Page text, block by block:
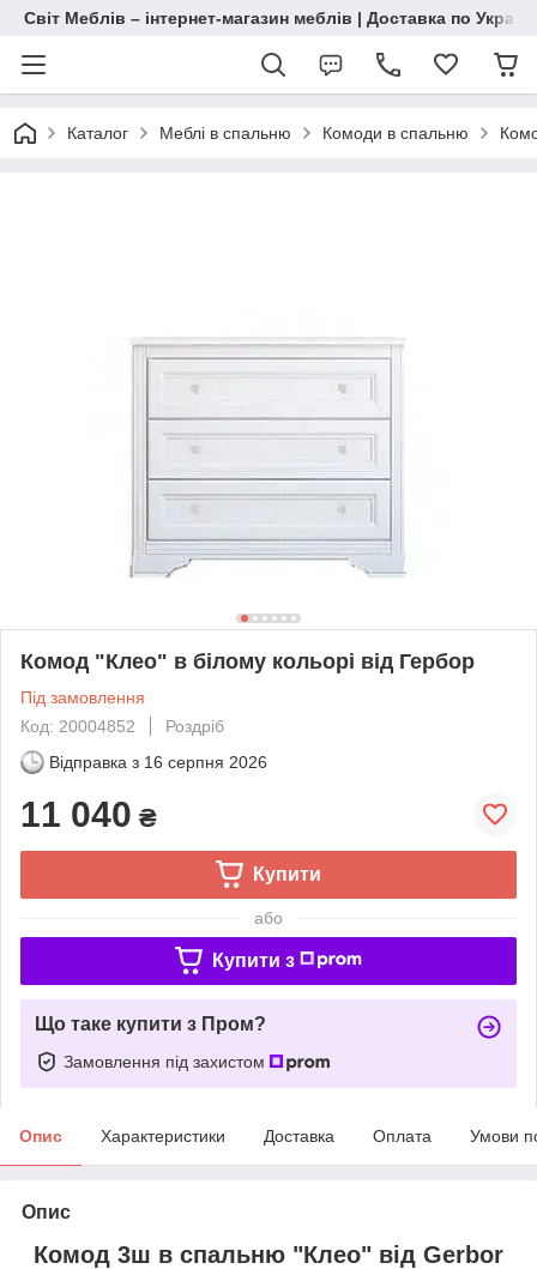
Світ Меблів – інтернет-магазин меблів | Доставка по
Каталог Меблі в спальню Комоди в спальню
Комод "Клео" в білому кольорі від Гербор
Під замовлення
Код: 20004852
Роздріб
Відправка з 16 серпня 2026
11 040 ₴
Купити
або
Купити з
Що таке купити з Пром?
Замовлення під захистом
Опис Характеристики Доставка Оплата Умови
Опис
Комод 3ш в спальню "Клео" від Gerbor